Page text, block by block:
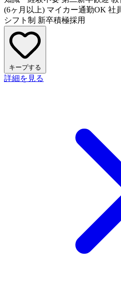
(6ヶ月以上) マイカー通勤OK 社
シフト制 新卒積極採用
キープする
詳細を見る